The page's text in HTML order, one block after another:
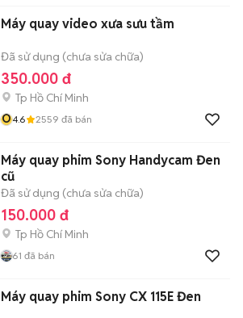
Máy quay video xưa sưu tầm
Đã sử dụng (chưa sửa chữa)
350.000 đ
Tp Hồ Chí Minh
Ô4.6 2559 đã bán
Máy quay phim Sony Handycam Đen
cũ
Đã sử dụng (chưa sửa chữa)
150.000 đ
Tp Hồ Chí Minh
61 đã bán
Máy quay phim Sony CX 115E Đen